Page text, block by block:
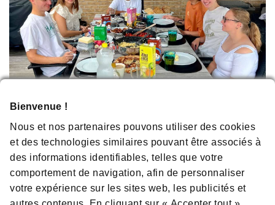
Bienvenue !
Nous et nos partenaires pouvons utiliser des cookies
et des technologies similaires pouvant être associés à
des informations identifiables, telles que votre
comportement de navigation, afin de personnaliser
votre expérience sur les sites web, les publicités et
Mes conseils pour rester positif
Apprenez à être indulgent envers vous-même.
Prenez soin de vous - j'ai été obligée de ralentir le
rythme et j'en suis reconnaissante.
Souvenez-vous des bons moments - même dans les
périodes les plus sombres, je me rappelle que rien ne